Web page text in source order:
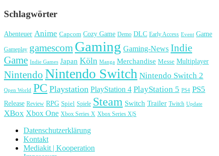
Schlagwörter
Abenteuer Anime Capcom Cozy Game Demo DLC Early Access Event Game
Gameplay gamescom Gaming Gaming-News Indie
Game Indie Games Japan Köln Manga Merchandise Messe Multiplayer
Nintendo Nintendo Switch Nintendo Switch 2
Open World PC Playstation PlayStation 4 PlayStation 5 PS4 PS5
Release Review RPG Spiel Spiele Steam Switch Trailer Twitch Update
XBox Xbox One Xbox Series X Xbox Series X|S
Datenschutzerklärung
Kontakt
Mediakit | Kooperation